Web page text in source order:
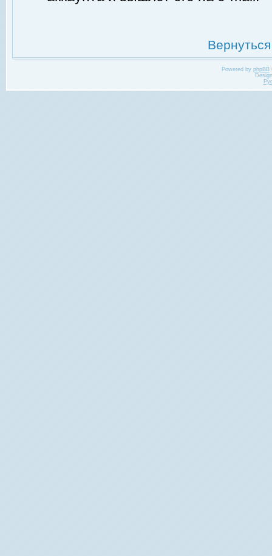
Powered by phpBB